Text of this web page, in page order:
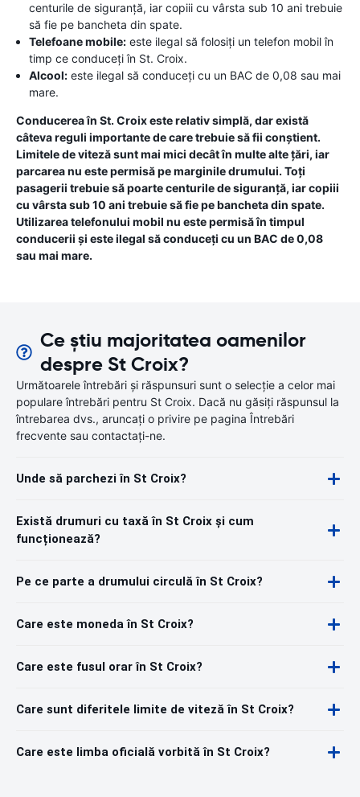
centurile de siguranță, iar copiii cu vârsta sub 10 ani trebuie
să fie pe bancheta din spate.
Telefoane mobile: este ilegal să folosiți un telefon mobil în
timp ce conduceți în St. Croix.
Alcool: este ilegal să conduceți cu un BAC de 0,08 sau mai
mare.
Conducerea în St. Croix este relativ simplă, dar există
câteva reguli importante de care trebuie să fii conștient.
Limitele de viteză sunt mai mici decât în ​​multe alte țări, iar
parcarea nu este permisă pe marginile drumului. Toți
pasagerii trebuie să poarte centurile de siguranță, iar copiii
cu vârsta sub 10 ani trebuie să fie pe bancheta din spate.
Utilizarea telefonului mobil nu este permisă în timpul
conducerii și este ilegal să conduceți cu un BAC de 0,08
sau mai mare.
Ce știu majoritatea oamenilor
despre St Croix?
Următoarele întrebări și răspunsuri sunt o selecție a celor mai
populare întrebări pentru St Croix. Dacă nu găsiți răspunsul la
întrebarea dvs., aruncați o privire pe pagina Întrebări
frecvente sau contactați-ne.
Unde să parchezi în St Croix?
Există drumuri cu taxă în St Croix și cum
funcționează?
Pe ce parte a drumului circulă în St Croix?
Care este moneda în St Croix?
Care este fusul orar în St Croix?
Care sunt diferitele limite de viteză în St Croix?
Care este limba oficială vorbită în St Croix?